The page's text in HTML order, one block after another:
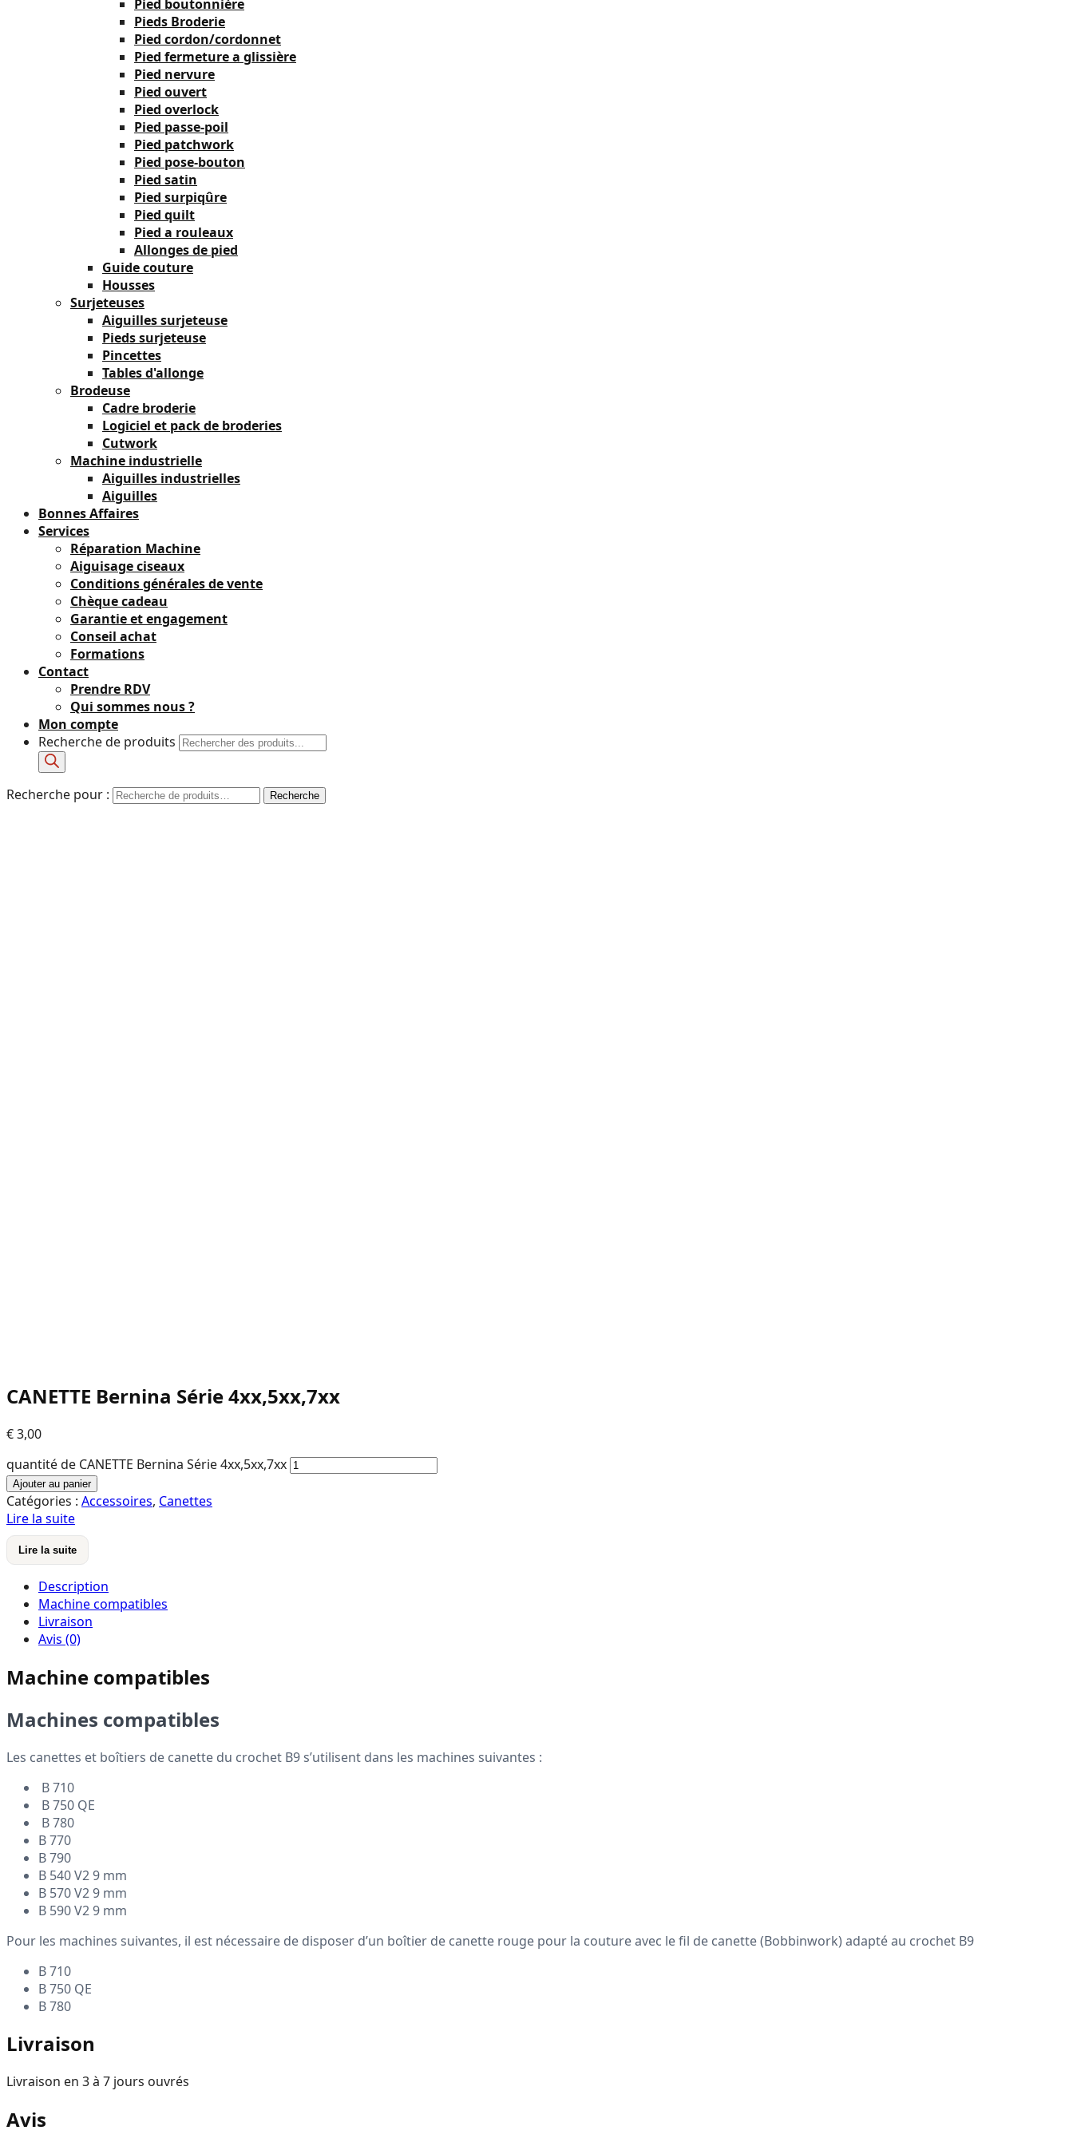
Pied boutonnière
Pieds Broderie
Pied cordon/cordonnet
Pied fermeture a glissière
Pied nervure
Pied ouvert
Pied overlock
Pied passe-poil
Pied patchwork
Pied pose-bouton
Pied satin
Pied surpiqûre
Pied quilt
Pied a rouleaux
Allonges de pied
Guide couture
Housses
Surjeteuses
Aiguilles surjeteuse
Pieds surjeteuse
Pincettes
Tables d'allonge
Brodeuse
Cadre broderie
Logiciel et pack de broderies
Cutwork
Machine industrielle
Aiguilles industrielles
Aiguilles
Bonnes Affaires
Services
Réparation Machine
Aiguisage ciseaux
Conditions générales de vente
Chèque cadeau
Garantie et engagement
Conseil achat
Formations
Contact
Prendre RDV
Qui sommes nous ?
Mon compte
Recherche de produits
Recherche pour : Recherche
CANETTE Bernina Série 4xx,5xx,7xx
€3,00
quantité de CANETTE Bernina Série 4xx,5xx,7xx
Ajouter au panier
Catégories : Accessoires, Canettes
Lire la suite
Lire la suite
Description
Machine compatibles
Livraison
Avis (0)
Machine compatibles
Machines compatibles
Les canettes et boîtiers de canette du crochet B9 s’utilisent dans les machines suivantes :
B 710
B 750 QE
B 780
B 770
B 790
B 540 V2 9 mm
B 570 V2 9 mm
B 590 V2 9 mm
Pour les machines suivantes, il est nécessaire de disposer d’un boîtier de canette rouge pour la couture avec le fil de canette (Bobbinwork) adapté au crochet B9
B 710
B 750 QE
B 780
Livraison
Livraison en 3 à 7 jours ouvrés
Avis